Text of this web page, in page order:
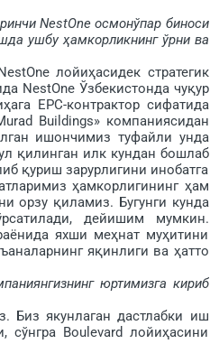
NestOne осмонўпар биноси
ушбу ҳамкорликнинг ўрни ва
лойиҳасидек стратегик
NestOne Ўзбекистонда чуқур
ЕРC-контрактор сифатида
Buildings» компаниясидан
ишончимиз туфайли унда
қилинган илк кундан бошлаб
қуриш зарурлигини инобатга
ҳамкорлигининг ҳам
орзу қиламиз. Бугунги кунда
дейишим мумкин.
яхши меҳнат муҳитини
яқинлиги ва ҳатто
юртимизга кириб
якунлаган дастлабки иш
сўнгра Boulevard ло­йиҳасини